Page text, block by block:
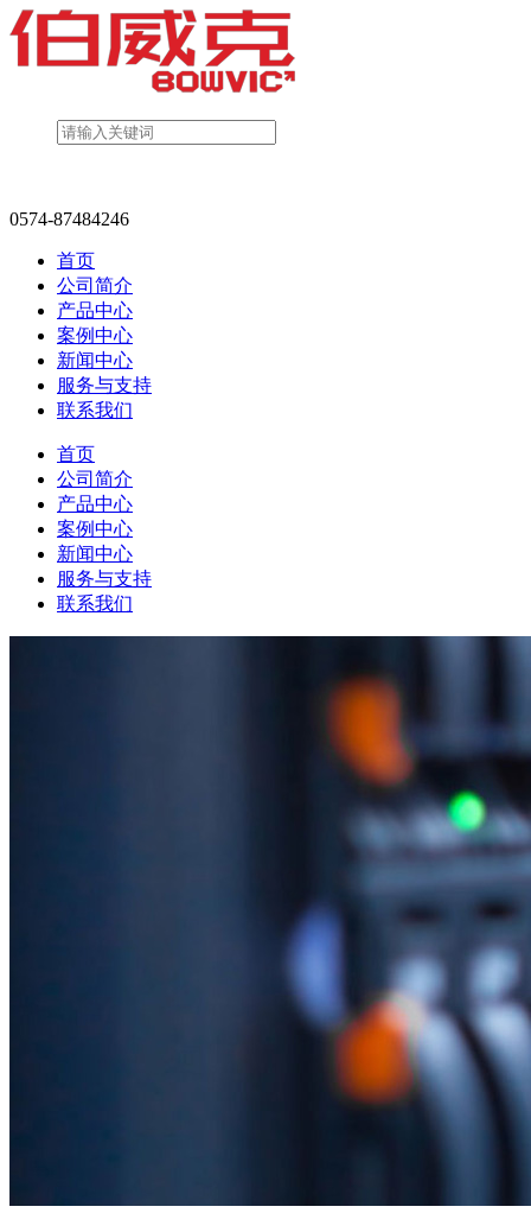
0574-87484246
首页
公司简介
产品中心
案例中心
新闻中心
服务与支持
联系我们
首页
公司简介
产品中心
案例中心
新闻中心
服务与支持
联系我们